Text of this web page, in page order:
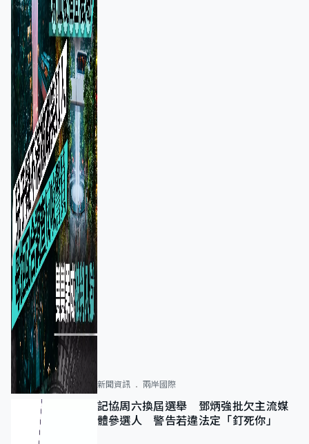
新聞資訊 兩岸國際
記協周六換屆選舉 鄧炳強批欠主流媒
體參選人 警告若違法定「釘死你」